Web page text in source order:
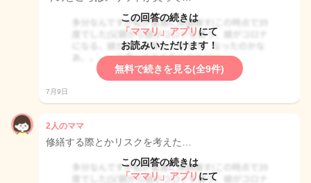
この回答の続きは
「ママリ」アプリ にて
お読みいただけます！
無料で続きを見る(全9件)
7月9日
2人のママ
修繕する際とかリスクを考えた…
この回答の続きは
「ママリ」アプリ にて